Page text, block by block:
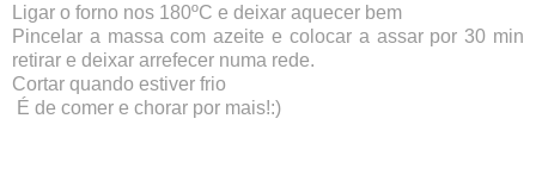
Ligar o forno nos 180ºC e deixar aquecer bem
Pincelar a massa com azeite e colocar a assar por 30 min
retirar e deixar arrefecer numa rede.
Cortar quando estiver frio
É de comer e chorar por mais!:)